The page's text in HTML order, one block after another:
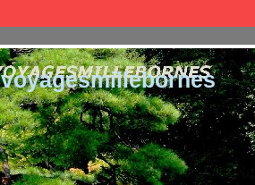
voyagesmillebornes